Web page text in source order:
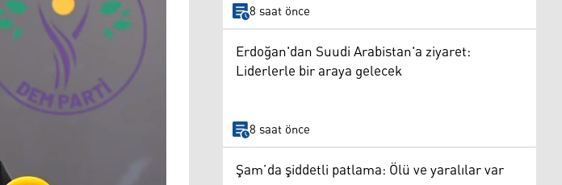
8 saat önce
Erdoğan'dan Suudi Arabistan'a ziyaret:
Liderlerle bir araya gelecek
8 saat önce
Şam’da şiddetli patlama: Ölü ve yaralılar var